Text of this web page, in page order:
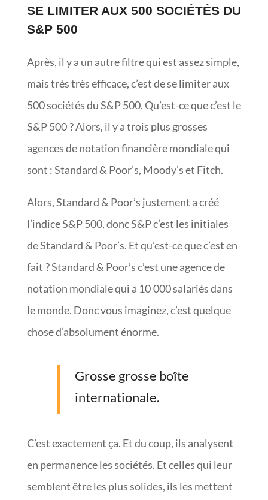
SE LIMITER AUX 500 SOCIÉTÉS DU
S&P 500
Après, il y a un autre filtre qui est assez simple,
mais très très efficace, c’est de se limiter aux
500 sociétés du S&P 500. Qu’est-ce que c’est le
S&P 500 ? Alors, il y a trois plus grosses
agences de notation financière mondiale qui
sont : Standard & Poor’s, Moody’s et Fitch.
Alors, Standard & Poor’s justement a créé
l’indice S&P 500, donc S&P c’est les initiales
de Standard & Poor’s. Et qu’est-ce que c’est en
fait ? Standard & Poor’s c’est une agence de
notation mondiale qui a 10 000 salariés dans
le monde. Donc vous imaginez, c’est quelque
chose d’absolument énorme.
Grosse grosse boîte
internationale.
C’est exactement ça. Et du coup, ils analysent
en permanence les sociétés. Et celles qui leur
semblent être les plus solides, ils les mettent